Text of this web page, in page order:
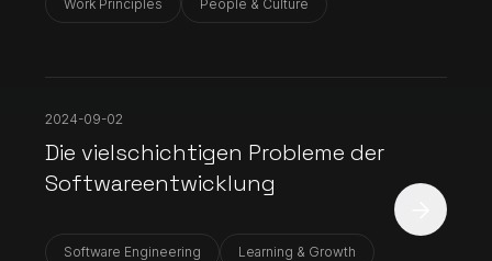
Work Principles People & Culture
2024-09-02
Die vielschichtigen Probleme der
Softwareentwicklung
Software Engineering Learning & Growth